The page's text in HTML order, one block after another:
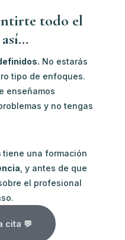
todo el
No estarás
tipo de enfoques.
enseñamos
y no tengas
tiene una formación
, y antes de que
el profesional
cita 💬